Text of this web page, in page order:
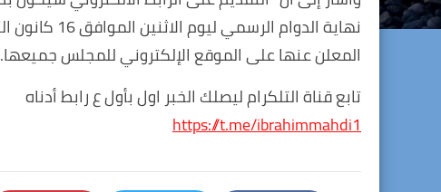
المعلن عنها على الموقع الإلكتروني للمجلس جميعها.
تابع قناة التلكرام ليصلك الخبر اول بأول ع رابط أدناه
https://t.me/ibrahimmahdi1